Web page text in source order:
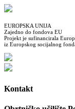
EUROPSKA UNIJA
Zajedno do fondova EU
Projekt je sufinancirala
iz Europskog socijalnog
Kontakt